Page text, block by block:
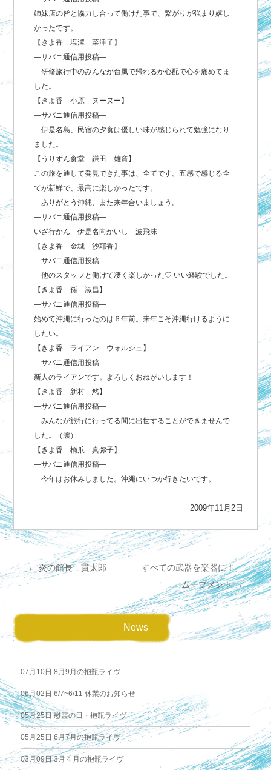
姉妹店の皆と協力し合って働けた事で、繋がりが強まり嬉し
かったです。
【きよ香 塩澤 菜津子】
―サバニ通信用投稿―
研修旅行中のみんなが台風で帰れるか心配で心を痛めてま
した。
【きよ香 小原 ヌーヌー】
―サバニ通信用投稿―
伊是名島、民宿の夕食は優しい味が感じられて勉強になり
ました。
【うりずん食堂 鎌田 雄資】
この旅を通して発見できた事は、全てです。五感で感じる全
てが新鮮で、最高に楽しかったです。
ありがとう沖縄、また来年合いましょう。
―サバニ通信用投稿―
いざ行かん 伊是名向かいし 波飛沫
【きよ香 金城 沙耶香】
―サバニ通信用投稿―
他のスタッフと働けて凄く楽しかった♡ いい経験でした。
【きよ香 孫 淑昌】
―サバニ通信用投稿―
始めて沖縄に行ったのは６年前。来年こそ沖縄行けるように
したい。
【きよ香 ライアン ウォルシュ】
―サバニ通信用投稿―
新人のライアンです。よろしくおねがいします！
【きよ香 新村 悠】
―サバニ通信用投稿―
みんなが旅行に行ってる間に出世することができませんで
した。（涙）
【きよ香 橋爪 真弥子】
―サバニ通信用投稿―
今年はお休みしました。沖縄にいつか行きたいです。
2009年11月2日
投
ゲ
ー
シ
←炎の館長 貫太郎
すべての武器を楽器に！
ムーブメント→
News
07月10日 8月9月の抱瓶ライヴ
06月02日 6/7~6/11 休業のお知らせ
05月25日慰霊の日・抱瓶ライヴ
05月25日 6月7月の抱瓶ライヴ
03月09日3月４月の抱瓶ライヴ